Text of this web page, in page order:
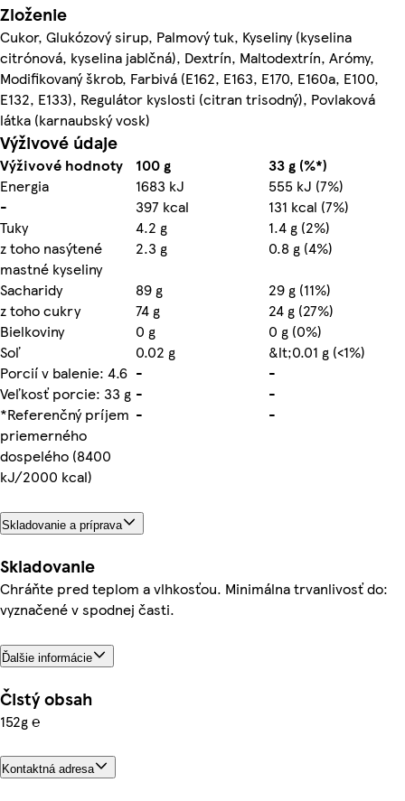
Zloženie
Cukor, Glukózový sirup, Palmový tuk, Kyseliny (kyselina
citrónová, kyselina jablčná), Dextrín, Maltodextrín, Arómy,
Modifikovaný škrob, Farbivá (E162, E163, E170, E160a, E100,
E132, E133), Regulátor kyslosti (citran trisodný), Povlaková
látka (karnaubský vosk)
Výživové údaje
Výživové hodnoty 100 g
33 g (%*)
Energia
1683 kJ
555 kJ (7%)
-
397 kcal
131 kcal (7%)
Tuky
4.2 g
1.4 g (2%)
z toho nasýtené
mastné kyseliny
2.3 g
0.8 g (4%)
Sacharidy
89 g
29 g (11%)
z toho cukry
74 g
24 g (27%)
Bielkoviny
0 g
0 g (0%)
Soľ
0.02 g
&lt;0.01 g (<1%)
Porcií v balenie: 4.6 -
-
Veľkosť porcie: 33 g -
-
*Referenčný príjem
priemerného
dospelého (8400
kJ/2000 kcal)
- -
Skladovanie a príprava
Skladovanie
Chráňte pred teplom a vlhkosťou. Minimálna trvanlivosť do:
vyznačené v spodnej časti.
Ďalšie informácie
Čistý obsah
152g ℮
Kontaktná adresa